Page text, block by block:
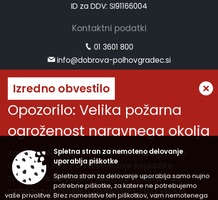
Izredno obvestilo
Opozorilo: Velika požarna
ogroženost naravnega okolja
Zaradi dolgotrajne suše in vročinskega vala
Uprava za zaščito in reševanje Republike
Slovenije s 30. julijem 2026, do spremembe
razglasa ali preklica, razglaša - ZELO VELIKO
ID za DDV: SI91166004
Kontaktni podatki
01 3601 800
info@dobrova-polhovgradec.si
Uradne ure
ponedeljek: od 8.00 do 12.00
sreda:od 8.00 do 12.00 in od 14.00 do 16.00
Vremenska napoved
Splošni pogoji spletne strani |
Spletna stran za nemoteno delovanje
uporablja piškotke
Spletna stran za delovanje uporablja samo nujno
potrebne piškotke, za katere ne potrebujemo
vaše privolitve. Brez namestitve teh piškotkov, vam nemotenega